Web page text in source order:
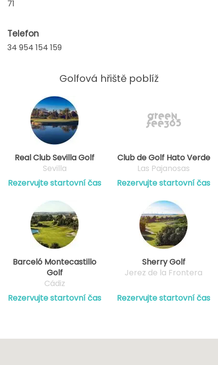
71
Telefon
34 954 154 159
Golfová hřiště poblíž
Real Club Sevilla Golf
Sevilla
Rezervujte startovní čas
Club de Golf Hato Verde
Las Pajanosas
Rezervujte startovní čas
Barceló Montecastillo
Golf
Cádiz
Rezervujte startovní čas
Sherry Golf
Jerez de la Frontera
Rezervujte startovní čas